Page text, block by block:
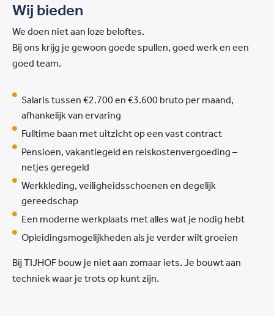
Wij bieden
We doen niet aan loze beloftes.
Bij ons krijg je gewoon goede spullen, goed werk en een
goed team.
Salaris tussen €2.700 en €3.600 bruto per maand,
afhankelijk van ervaring
Fulltime baan met uitzicht op een vast contract
Pensioen, vakantiegeld en reiskostenvergoeding –
netjes geregeld
Werkkleding, veiligheidsschoenen en degelijk
gereedschap
Een moderne werkplaats met alles wat je nodig hebt
Opleidingsmogelijkheden als je verder wilt groeien
Bij TIJHOF bouw je niet aan zomaar iets. Je bouwt aan
techniek waar je trots op kunt zijn.